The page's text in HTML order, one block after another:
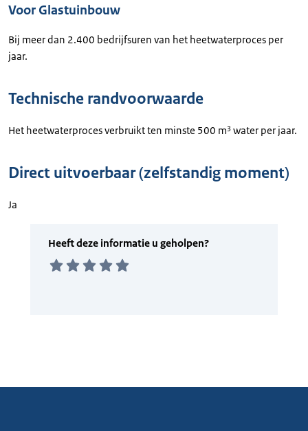
Voor Glastuinbouw
Bij meer dan 2.400 bedrijfsuren van het heetwaterproces per
jaar.
Technische randvoorwaarde
Het heetwaterproces verbruikt ten minste 500 m³ water per jaar.
Direct uitvoerbaar (zelfstandig moment)
Ja